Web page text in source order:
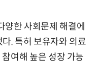
한 사회문제 해결에
. 특허 보유자와 의료
여해 높은 성장 가능